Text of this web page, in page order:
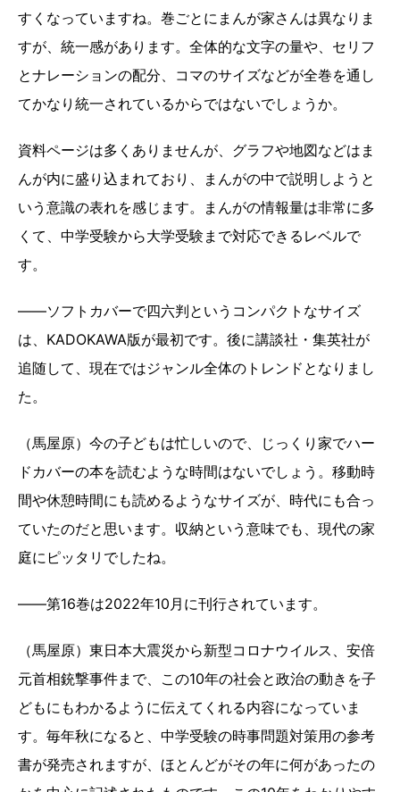
すくなっていますね。巻ごとにまんが家さんは異なりま
すが、統一感があります。全体的な文字の量や、セリフ
とナレーションの配分、コマのサイズなどが全巻を通し
てかなり統一されているからではないでしょうか。
資料ページは多くありませんが、グラフや地図などはま
んが内に盛り込まれており、まんがの中で説明しようと
いう意識の表れを感じます。まんがの情報量は非常に多
くて、中学受験から大学受験まで対応できるレベルで
す。
――ソフトカバーで四六判というコンパクトなサイズ
は、KADOKAWA版が最初です。後に講談社・集英社が
追随して、現在ではジャンル全体のトレンドとなりまし
た。
（馬屋原）今の子どもは忙しいので、じっくり家でハー
ドカバーの本を読むような時間はないでしょう。移動時
間や休憩時間にも読めるようなサイズが、時代にも合っ
ていたのだと思います。収納という意味でも、現代の家
庭にピッタリでしたね。
――第16巻は2022年10月に刊行されています。
（馬屋原）東日本大震災から新型コロナウイルス、安倍
元首相銃撃事件まで、この10年の社会と政治の動きを子
どもにもわかるように伝えてくれる内容になっていま
す。毎年秋になると、中学受験の時事問題対策用の参考
書が発売されますが、ほとんどがその年に何があったの